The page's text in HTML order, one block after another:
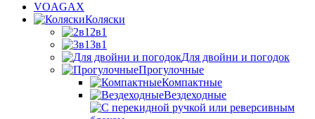
VOAGAX
Коляски
2в1
3в1
Для двойни и погодок
Прогулочные
Компактные
Вездеходные